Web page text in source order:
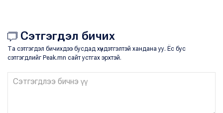
Сэтгэгдэл бичих
Та сэтгэгдэл бичихдээ бусдад хүндэтгэлтэй хандана уу. Ёс бус
сэтгэгдлийг Peak.mn сайт устгах эрхтэй.